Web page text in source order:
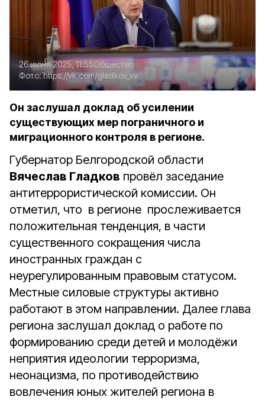
26 июня 2025, 11:55Общество
Фото:https://vk.com/gladkov_vv
Он заслушал доклад об усилении
существующих мер пограничного и
миграционного контроля в регионе.
Губернатор Белгородской области
Вячеслав Гладков провёл заседание
антитеррористической комиссии. Он
отметил, что в регионе прослеживается
положительная тенденция, в части
существенного сокращения числа
иностранных граждан с
неурегулированным правовым статусом.
Местные силовые структуры активно
работают в этом направлении. Далее глава
региона заслушал доклад о работе по
формированию среди детей и молодёжи
неприятия идеологии терроризма,
неонацизма, по противодействию
вовлечения юных жителей региона в